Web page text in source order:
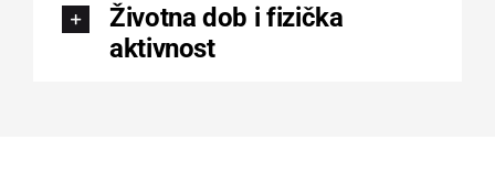
Životna dob i fizička
aktivnost